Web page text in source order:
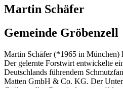
Martin Schäfer
Gemeinde Gröbenzell
Martin Schäfer (*1965 in München)
Der gelernte Forstwirt entwickelte
Deutschlands führendem
Matten GmbH & Co. KG. Der